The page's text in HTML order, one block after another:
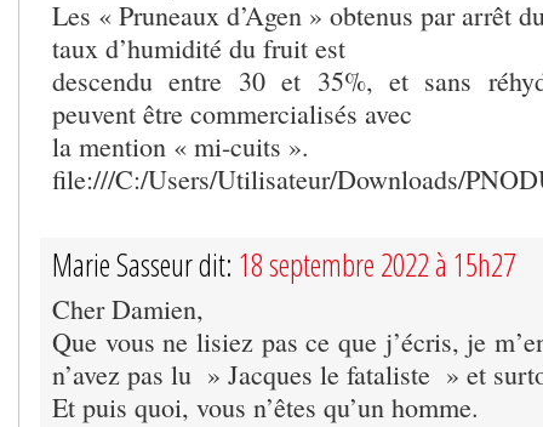
Les « Pruneaux d’Agen » obtenus par arrêt
taux d’humidité du fruit est
descendu entre 30 et 35%, et sans
peuvent être commercialisés avec
la mention « mi-cuits ».
file:///C:/Users/Utilisateur/Downloads/
Marie Sasseur dit: 18 septembre 2022 à 15h27
Cher Damien,
Que vous ne lisiez pas ce que j’écris, je
n’avez pas lu » Jacques le fataliste » et
Et puis quoi, vous n’êtes qu’un homme.